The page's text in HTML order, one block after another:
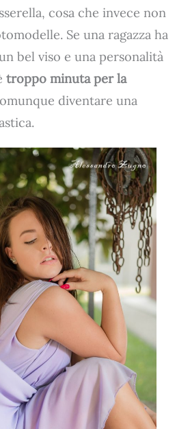
cosa che invece non
Se una ragazza ha
bel viso e una personalità
troppo minuta per la
diventare una